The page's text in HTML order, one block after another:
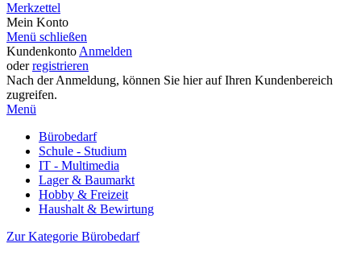
Merkzettel
Mein Konto
Menü schließen
Kundenkonto Anmelden
oderregistrieren
Nach der Anmeldung, können Sie hier auf Ihren Kundenbereich
zugreifen.
Menü
Bürobedarf
Schule - Studium
IT - Multimedia
Lager & Baumarkt
Hobby & Freizeit
Haushalt & Bewirtung
Zur Kategorie Bürobedarf